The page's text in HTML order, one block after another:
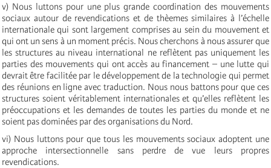
v) Nous luttons pour une plus grande coordination des mouvements
sociaux autour de revendications et de thèemes similaires à l’échelle
internationale qui sont largement comprises au sein du mouvement et
qui ont un sens à un moment précis. Nous cherchons à nous assurer que
les structures au niveau international ne reflètent pas uniquement les
parties des mouvements qui ont accès au financement – une lutte qui
devrait être facilitée par le développement de la technologie qui permet
des réunions en ligne avec traduction. Nous nous battons pour que ces
structures soient véritablement internationales et qu’elles reflètent les
préoccupations et les demandes de toutes les parties du monde et ne
soient pas dominées par des organisations du Nord.
vi) Nous luttons pour que tous les mouvements sociaux adoptent une
approche intersectionnelle sans perdre de vue leurs propres
revendications.